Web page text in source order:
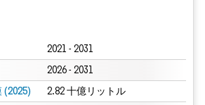
2021 - 2031
2026 - 2031
(2025) 2.82 十億リットル